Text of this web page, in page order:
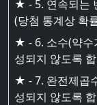
★ - 5. 연속되는
(당첨 통계상 확
★ - 6. 소수(약수
성되지 않도록
★ - 7. 완전제곱
성되지 않도록